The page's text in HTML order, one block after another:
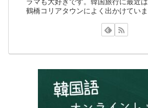
鶴橋コリアタウンによく出かけていま